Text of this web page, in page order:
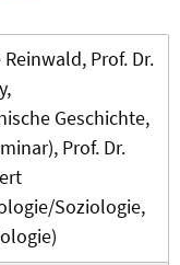
Prof. Dr.
Geschichte,
Prof. Dr.
Soziologie,